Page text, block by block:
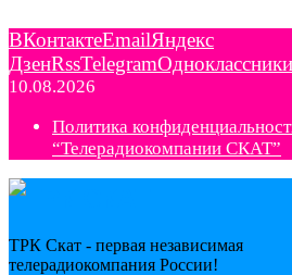
ВКонтактеEmailЯндекс
ДзенRssTelegramОдноклассники
10.08.2026
Политика
“Телерадиокомпании СКАТ”
ТРК Скат - первая независимая
телерадиокомпания Роcсии!